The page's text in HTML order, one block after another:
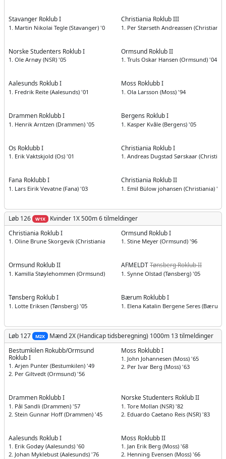
Stavanger Roklub I
1. Martin Nikolai Tegle (Stavanger) '03
Christiania Roklub III
1. Per Størseth Andreassen
Norske Studenters Roklub I
1. Ole Arnøy (NSR) '05
Ormsund Roklub II
1. Truls Oskar Hansen (Ormsund) '04
Aalesunds Roklub I
1. Fredrik Reite (Aalesunds) '01
Moss Roklubb I
1. Ola Larsson (Moss) '94
Drammen Roklubb I
1. Henrik Arntzen (Drammen) '05
Bergens Roklub I
1. Kasper Kvåle (Bergens) '05
Os Roklubb I
1. Erik Vaktskjold (Os) '01
Christiania Roklub I
1. Andreas Dugstad Sørskaar
Fana Roklubb I
1. Lars Eirik Vevatne (Fana) '03
Christiania Roklub II
1. Emil Bülow johansen (Christiania) '04
Løb 126 W1X Kvinder 1X 500m6 tilmeldinger
Christiania Roklub I
1. Oline Brune Skorgevik (Christiania) '04
Ormsund Roklub I
1. Stine Meyer (Ormsund) '96
Ormsund Roklub II
1. Kamilla Støylehommen (Ormsund) '98
AFMELDTTønsberg Roklub II
1. Synne Olstad (Tønsberg) '05
Tønsberg Roklub I
1. Lotte Eriksen (Tønsberg) '05
Bærum Roklubb I
1. Elena Katalin Bergene Seres (Bærum)
Løb 127 M2X Mænd2X (Handicap tidsberegning) 1000m 13 tilmeldinger
Bestumkilen Rokubb/Ormsund
Roklub I
1. Arjen Punter (Bestumkilen) '49
2. Per Giltvedt (Ormsund) '56
Moss Roklubb I
1. John Johannesen (Moss) '65
2. Per Ivar Berg (Moss) '63
Drammen Roklubb I
1. Pål Sandli (Drammen) '57
2. Stein Gunnar Hoff (Drammen) '45
Norske Studenters Roklub II
1. Tore Mollan (NSR) '82
2. Eduardo Caetano Reis (NSR) '83
Aalesunds Roklub I
1. Erik Godøy (Aalesunds) '60
2. Johan Myklebust (Aalesunds) '76
Moss Roklubb II
1. Jan Erik Berg (Moss) '68
2. Henning Evensen (Moss) '66